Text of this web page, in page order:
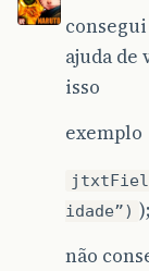
ajuda
isso
exemplo
idade”) );
não